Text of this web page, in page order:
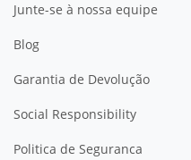
Junte-se à nossa equipe
Blog
Garantia de Devolução
Social Responsibility
Politica de Seguranca